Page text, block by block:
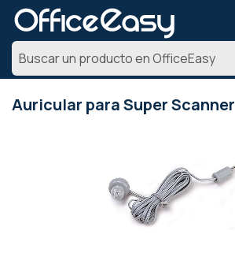
Auricular para Super Scanner